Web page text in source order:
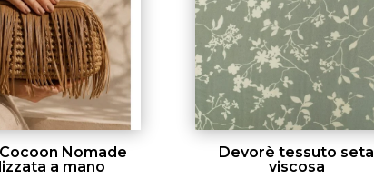
Nomade
a mano
Devorè tessuto seta
viscosa